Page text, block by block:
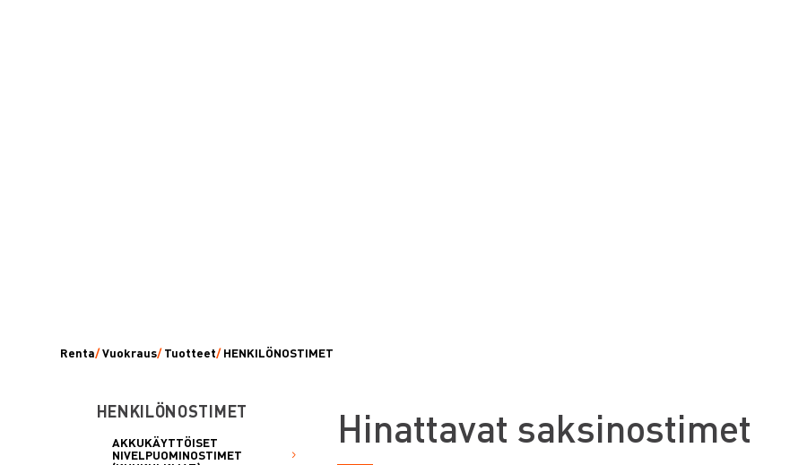
Renta/Vuokraus/ Tuotteet/ HENKILÖNOSTIMET
HENKILÖNOSTIMET
AKKUKÄYTTÖISET
NIVELPUOMINOSTIMET
Hinattavat saksinostimet